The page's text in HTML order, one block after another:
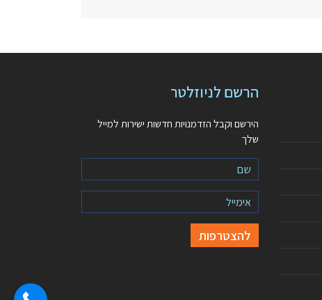
הרשם לניוזלטר
הירשם וקבל הזדמנויות חדשות ישירות למייל
שלך